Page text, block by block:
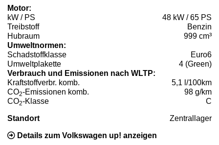
Motor:
kW / PS
48 kW / 65 PS
Treibstoff
Benzin
Hubraum
999 cm³
Umweltnormen:
Schadstoffklasse
Euro6
Umweltplakette
4 (Green)
Verbrauch und Emissionen nach WLTP:
Kraftstoffverbr. komb.
5,1 l/100km
CO2-Emissionen komb.
98 g/km
CO2-Klasse C
Standort Zentrallager
Details zum Volkswagen up! anzeigen